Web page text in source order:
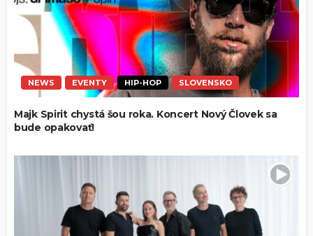
NEWS EVENTY HIP-HOP SLOVENSKO
Majk Spirit chystá šou roka. Koncert Nový Človek sa
bude opakovať!